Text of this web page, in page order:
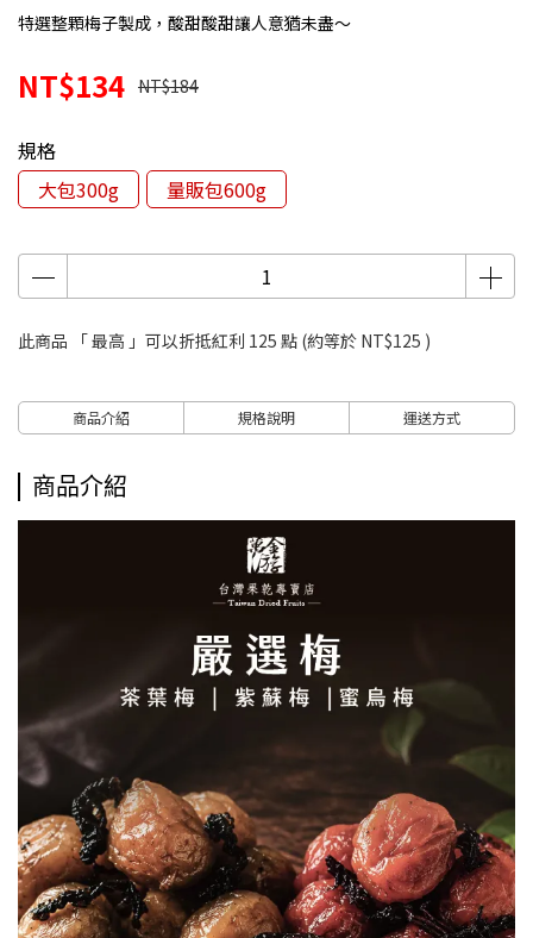
特選整顆梅子製成，酸甜酸甜讓人意猶未盡～
NT$134 NT$184
規格
大包300g
量販包600g
此商品 「 最高 」可以折抵紅利 125 點 (約等於 NT$125 )
商品介紹 規格說明 運送方式
商品介紹